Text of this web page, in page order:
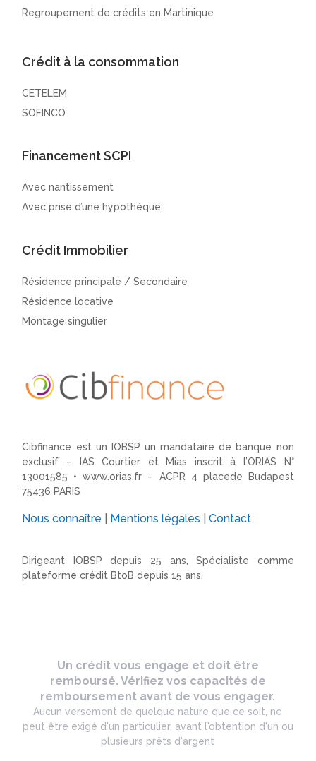
Regroupement de crédits en Martinique
Crédit à la consommation
CETELEM
SOFINCO
Financement SCPI
Avec nantissement
Avec prise d’une hypothèque
Crédit Immobilier
Résidence principale / Secondaire
Résidence locative
Montage singulier
Cibfinance est un IOBSP un mandataire de banque non
exclusif – IAS Courtier et Mias inscrit à l’ORIAS N°
13001585 •www.orias.fr – ACPR 4 placede Budapest
75436 PARIS
Nous connaître Mentions légales |Contact
Dirigeant IOBSP depuis 25 ans, Spécialiste comme
plateforme crédit BtoB depuis 15 ans.
Un crédit vous engage et doit être
remboursé. Vérifiez vos capacités de
remboursement avant de vous engager.
Aucun versement de quelque nature que ce soit, ne
peut être exigé d'un particulier, avant l'obtention d'un ou
plusieurs prêts d'argent